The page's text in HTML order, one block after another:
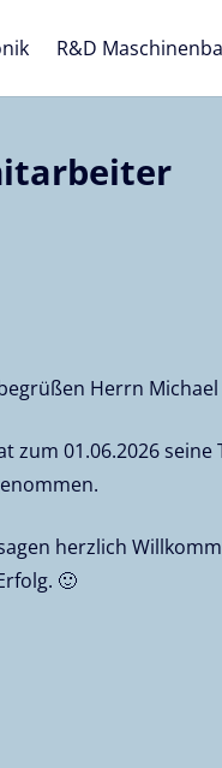
R&D
Herrn
zum 01.06.2026
herzlich
🙂